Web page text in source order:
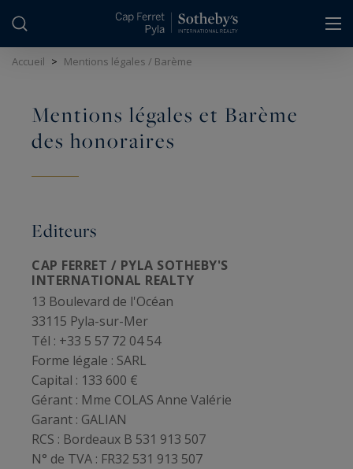
Accueil > Mentions légales / Barème
Mentions légales et Barème
des honoraires
Editeurs
CAP FERRET / PYLA SOTHEBY'S
INTERNATIONAL REALTY
13 Boulevard de l'Océan
33115 Pyla-sur-Mer
Tél : +33 5 57 72 04 54
Forme légale : SARL
Capital : 133 600 €
Gérant : Mme COLAS Anne Valérie
Garant : GALIAN
RCS : Bordeaux B 531 913 507
N° de TVA : FR32 531 913 507